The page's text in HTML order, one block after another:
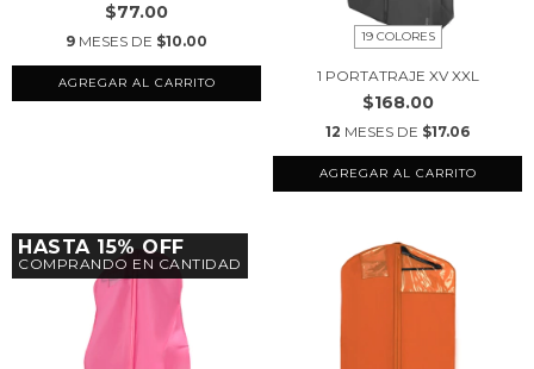
$77.00
9 MESES DE $10.00
AGREGAR AL CARRITO
19 COLORES
1 PORTATRAJE XV XXL
$168.00
12 MESES DE $17.06
AGREGAR AL CARRITO
HASTA 15% OFF
COMPRANDO EN CANTIDAD